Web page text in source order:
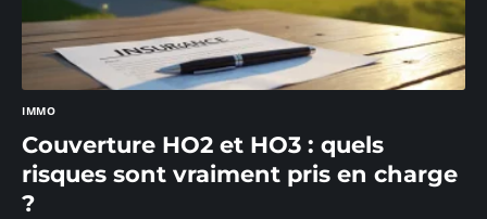
IMMO
Couverture HO2 et HO3 : quels
risques sont vraiment pris en charge
?